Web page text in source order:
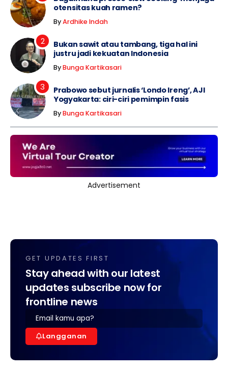
otensitas kuah ramen?
ByArdhike Indah
Bukan sawit atau tambang, tiga hal ini
justru jadi kekuatan Indonesia
ByBunga Kartikasari
Prabowo sebut jurnalis ‘Londo Ireng’, AJI
Yogyakarta: ciri-ciri pemimpin fasis
ByBunga Kartikasari
Advertisement
GET UPDATES FIRST
Stay ahead with our latest
updates subscribe now for
frontline news
Langganan